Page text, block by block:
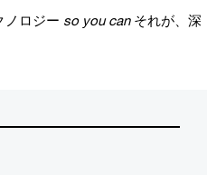
ノロジー so you can それが、深